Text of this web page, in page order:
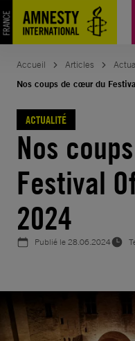
Aller
au
contenu
Accueil Articles
Nos coups de cœur du
ACTUALITÉ
Nos
Festival
2024
Publié le28.06.2024